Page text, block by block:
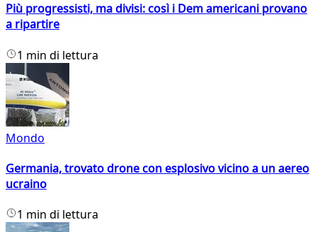
Più progressisti, ma divisi: così i Dem americani provano
a ripartire
1 min di lettura
Mondo
Germania, trovato drone con esplosivo vicino a un aereo
ucraino
1 min di lettura